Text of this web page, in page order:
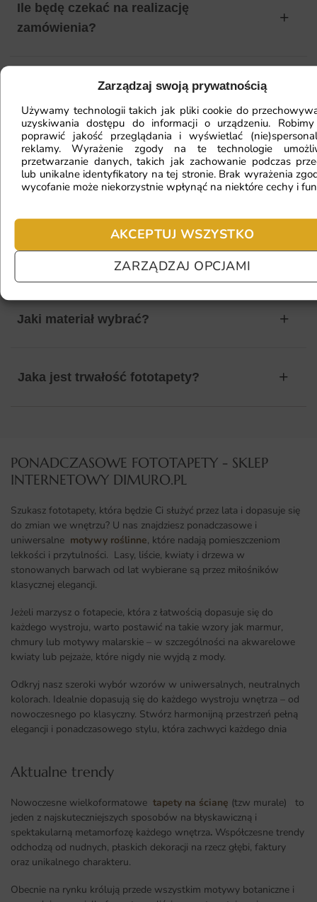
Zarządzaj swoją prywatnością
Używamy technologii takich jak pliki cookie do
uzyskiwania dostępu do informacji o urządzeniu.
poprawić jakość przeglądania i wyświetlać
reklamy. Wyrażenie zgody na te technologie
przetwarzanie danych, takich jak zachowanie podczas
lub unikalne identyfikatory na tej stronie. Brak wyrażenia
wycofanie może niekorzystnie wpłynąć na niektóre cechy i
AKCEPTUJ WSZYSTKO
ZARZĄDZAJ OPCJAMI
Ile będę czekać na realizację
zamówienia?
Czy mogę zwrócić fototapetę?
Jak zamontować fototapetę? / Jak
przygotować ścianę?
Fototapeta ma inny kolor na telefonie
a inny na komputerze. Jak sprawdzić
Jaki materiał wybrać?
Jaka jest trwałość fototapety?
PONADCZASOWE FOTOTAPETY - SKLEP
INTERNETOWY DIMURO.PL​
Szukasz fototapety, która będzie Ci służyć przez lata i dopasuje się
do zmian we wnętrzu? U nas znajdziesz ponadczasowe i
uniwersalne motywy roślinne, które nadają pomieszczeniom
lekkości i przytulności. Lasy, liście, kwiaty i drzewa w
stonowanych barwach od lat wybierane są przez miłośników
klasycznej elegancji.
Jeżeli marzysz o fotapecie, która z łatwością dopasuje się do
każdego wystroju, warto postawić na takie wzory jak marmur,
chmury lub motywy malarskie – w szczególności na akwarelowe
kwiaty lub pejzaże, które nigdy nie wyjdą z mody.
Odkryj nasz szeroki wybór wzorów w uniwersalnych, neutralnych
kolorach. Idealnie dopasują się do każdego wystroju wnętrza – od
nowoczesnego po klasyczny. Stwórz harmonijną przestrzeń pełną
elegancji i ponadczasowego stylu, która zachwyci każdego dnia
Aktualne trendy​
Nowoczesne wielkoformatowe tapety na ścianę (tzw murale) to
jeden z najskuteczniejszych sposobów na błyskawiczną i
spektakularną metamorfozę każdego wnętrza. Współczesne trendy
odchodzą od nudnych, płaskich dekoracji na rzecz głębi, faktury
oraz unikalnego charakteru.
Obecnie na rynku królują przede wszystkim motywy botaniczne i